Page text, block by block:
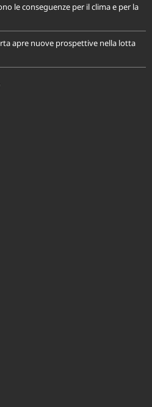
le conseguenze per il clima e per la
apre nuove prospettive nella lotta